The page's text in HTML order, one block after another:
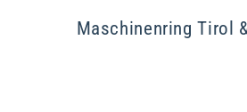
Maschinenring Tirol